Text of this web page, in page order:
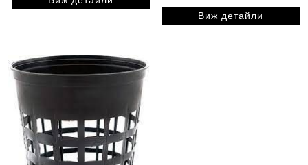
Виж детайли